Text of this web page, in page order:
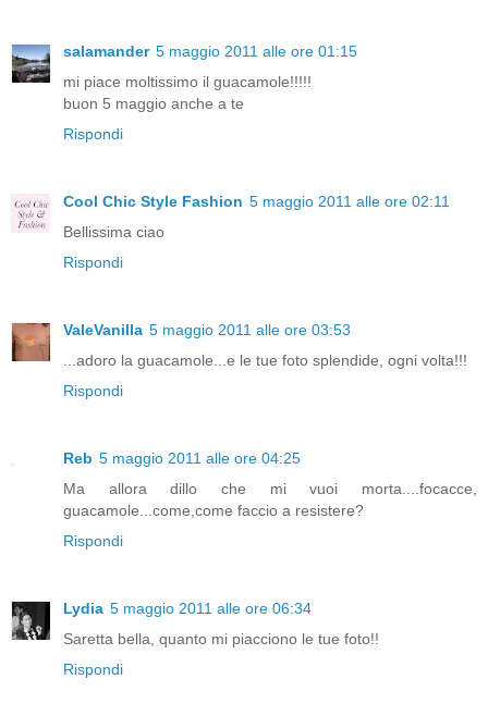
salamander 5 maggio 2011 alle ore 01:15
mi piace moltissimo il guacamole!!!!!
buon 5 maggio anche a te
Rispondi
Cool Chic Style Fashion 5 maggio 2011 alle ore 02:11
Bellissima ciao
Rispondi
ValeVanilla 5 maggio 2011 alle ore 03:53
...adoro la guacamole...e le tue foto splendide, ogni volta!!!
Rispondi
Reb 5 maggio 2011 alle ore 04:25
Ma allora dillo che mi vuoi morta....focacce,
guacamole...come,come faccio a resistere?
Rispondi
Lydia 5 maggio 2011 alle ore 06:34
Saretta bella, quanto mi piacciono le tue foto!!
Rispondi